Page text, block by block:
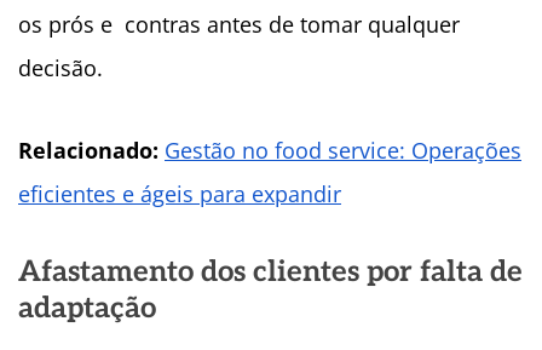
os prós e contras antes de tomar qualquer
decisão.
Relacionado: Gestão no food service: Operações
eficientes e ágeis para expandir
Afastamento dos clientes por falta de
adaptação